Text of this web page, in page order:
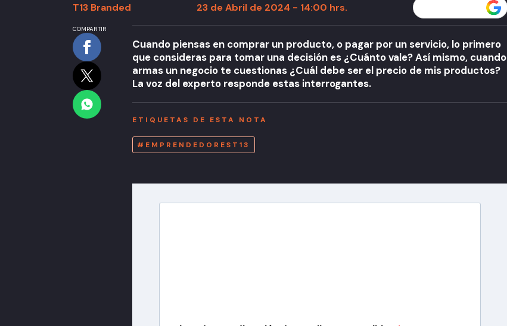
T13 Branded 23 de Abril de 2024 - 14:00 hrs.
COMPARTIR
Cuando piensas en comprar un producto, o pagar por un servicio, lo primero
que consideras para tomar una decisión es ¿Cuánto vale? Así mismo, cuando
armas un negocio te cuestionas ¿Cuál debe ser el precio de mis productos?
La voz del experto responde estas interrogantes.
ETIQUETAS DE ESTA NOTA
#EMPRENDEDOREST13